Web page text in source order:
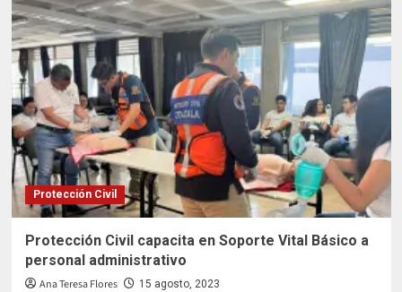
FES
Iztacala
participa
en
el
Simulacro
Nacional
2024
Protección Civil
Protección Civil capacita en Soporte Vital Básico a
personal administrativo
Ana Teresa Flores 15 agosto, 2023